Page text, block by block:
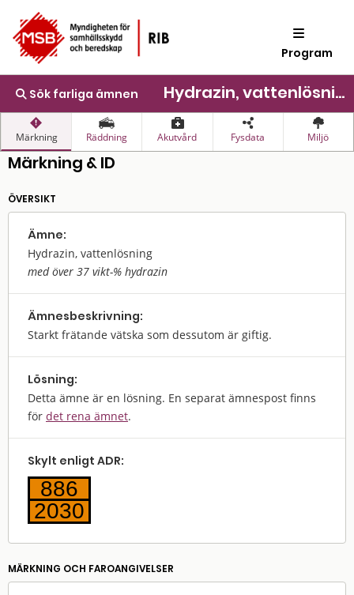
Program
Sök farliga ämnen Hydrazin, vattenlösning
Märkning Räddning Akutvård Fysdata Miljö
Märkning & ID
ÖVERSIKT
Ämne:
Hydrazin, vattenlösning
med över 37 vikt-% hydrazin
Ämnes­beskrivning:
Starkt frätande vätska som dessutom är giftig.
Lösning:
Detta ämne är en lösning. En separat ämnespost finns
för det rena ämnet.
Skylt enligt ADR:
886
2030
MÄRKNING OCH FAROANGIVELSER